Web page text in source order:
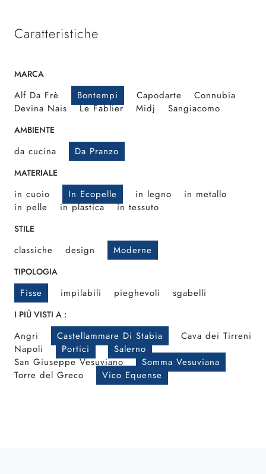
Caratteristiche
MARCA
Alf Da Frè Bontempi Capodarte
Connubia
Devina Nais
Le Fablier Midj Sangiacomo
AMBIENTE
da cucina Da Pranzo
MATERIALE
in cuoio In Ecopelle in legno
in metallo
in pelle
in plastica in tessuto
STILE
classiche design Moderne
TIPOLOGIA
Fisse impilabili pieghevoli sgabelli
I PIÙ VISTI A :
Angri Castellammare Di Stabia
Cava dei Tirreni
Napoli
Portici
Salerno
San Giuseppe Vesuviano
Somma Vesuviana
Torre del Greco
Vico Equense